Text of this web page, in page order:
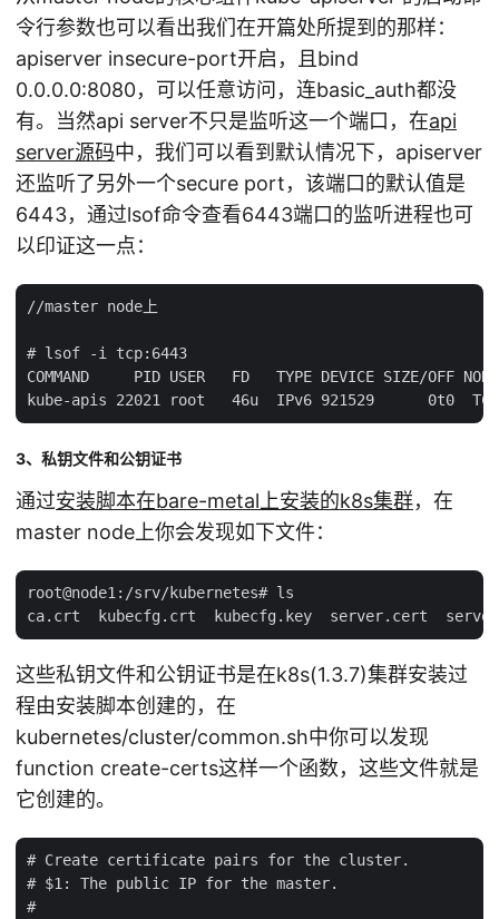
令行参数也可以看出我们在开篇处所提到的那样：
apiserver insecure-port开启，且bind
0.0.0.0:8080，可以任意访问，连basic_auth都没
有。当然api server不只是监听这一个端口，在api
server源码中，我们可以看到默认情况下，apiserver
还监听了另外一个secure port，该端口的默认值是
6443，通过lsof命令查看6443端口的监听进程也可
以印证这一点：
//master node上
# lsof -i tcp:6443
COMMAND     PID USER   FD   TYPE DEVICE SIZE/OFF NODE
3、私钥文件和公钥证书
通过安装脚本在bare-metal上安装的k8s集群，在
master node上你会发现如下文件：
root@node1:/srv/kubernetes# ls
这些私钥文件和公钥证书是在k8s(1.3.7)集群安装过
程由安装脚本创建的，在
kubernetes/cluster/common.sh中你可以发现
function create-certs这样一个函数，这些文件就是
它创建的。
# Create certificate pairs for the cluster.
# $1: The public IP for the master.
#